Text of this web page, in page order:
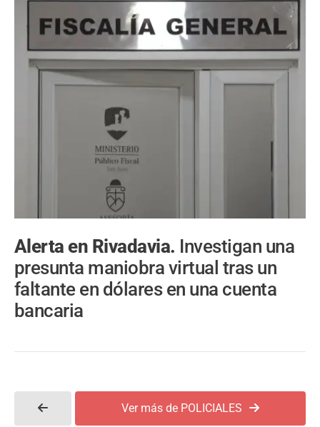
Alerta en Rivadavia. Investigan una
presunta maniobra virtual tras un
faltante en dólares en una cuenta
bancaria
Ver más de POLICIALES